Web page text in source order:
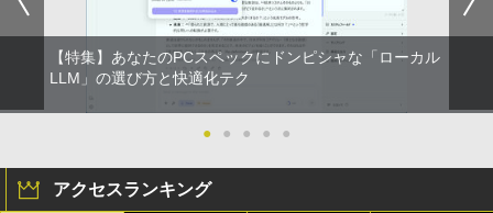
【特集】あなたのPCスペックにドンピシャな「ローカル
LLM」の選び方と快適化テク
● ● ● ● ●
アクセスランキング